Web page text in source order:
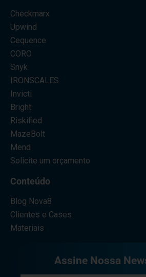
Checkmarx
Upwind
Cequence
CORO
Snyk
IRONSCALES
Invicti
Bright
Riskified
MazeBolt
Mend
Solicite um orçamento
Conteúdo
Blog Nova8
Clientes e Cases
Materiais
Assine Nossa